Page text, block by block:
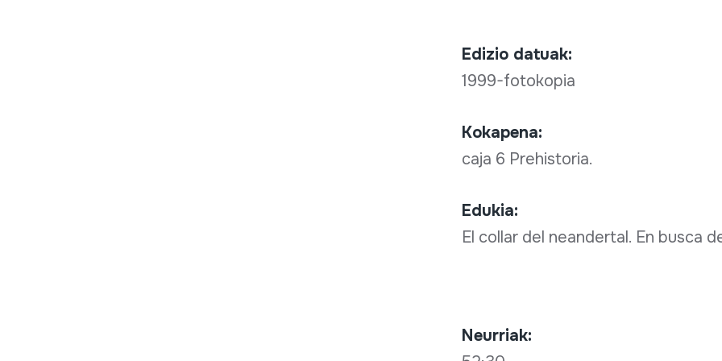
Edizio datuak:
1999-fotokopia
Kokapena:
caja 6 Prehistoria.
Edukia:
El collar del neandertal. En busca
Neurriak: